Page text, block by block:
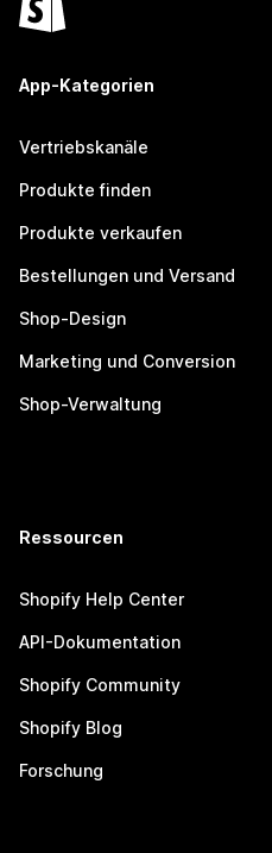
App-Kategorien
Vertriebskanäle
Produkte finden
Produkte verkaufen
Bestellungen und Versand
Shop-Design
Marketing und Conversion
Shop-Verwaltung
Ressourcen
Shopify Help Center
API-Dokumentation
Shopify Community
Shopify Blog
Forschung